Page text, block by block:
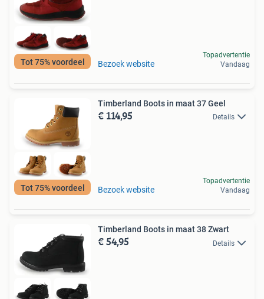
Tot 75% voordeel Bezoek website
Topadvertentie
Vandaag
Tot 75% voordeel
Timberland Boots in maat 37 Geel
€ 114,95 Details
Bezoek website
Topadvertentie
Vandaag
Timberland Boots in maat 38 Zwart
€ 54,95 Details